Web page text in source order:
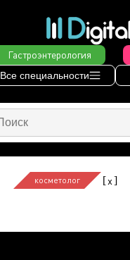
Гастроэнтерология
Все специальности
косметолог [x]